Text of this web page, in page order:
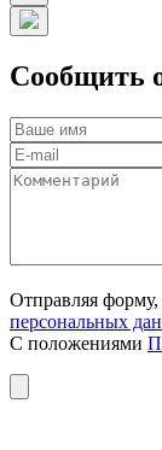
Сообщить
Отправляя
персональных
С положениями